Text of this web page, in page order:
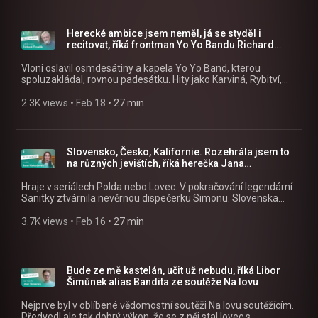
https://www.mujrozhlas.cz/alex-host » Sledujte nás na
Facebooku: https://www.facebook.com/crostrednicechy
Herecké ambice jsem neměl, já se styděl i
recitovat, říká frontman Yo Yo Bandu Richard
Vloni oslavil osmdesátiny a kapela Yo Yo Band, kterou
spoluzakládal, rovnou padesátku. Hity jako Karviná, Rybitví,
musíme zahrát vždycky, teprve potom můžeme slézt z pódia.
mujRozhlas https://rozhl.as/mujRozhlasAplikace • Alex a
host na mujRozhlas.cz https://www.mujrozhlas.cz/alex-host
» Sledujte nás na Facebooku:
https://www.facebook.com/crostrednicechy
2.3K views • Feb 18 • 27 min
Slovensko, Česko, Kalifornie. Rozehrála jsem to
na různých jevištích, říká herečka Jana
Hraje v seriálech Polda nebo Lovec. V pokračování legendární
Sanitky ztvárnila nevěrnou dispečerku Simonu. Slovenska
Rodinný život však žije v Americe, kde začala psát i texty. Svůj
„Rozehrála jsem to na různých jevištích. Potom se osud nějak
otočil a moje cesty vedly jinak.“ » Poslouchejte Alex a host
jako podcast v mobilní aplikaci mujRozhlas
https://rozhl.as/mujRozhlasAplikace • Alex a host na
mujRozhlas.cz https://www.mujrozhlas.cz/alex-host »
3.7K views • Feb 16 • 27 min
Bude ze mě kastelán, učit už nebudu, říká Libor
Šimůnek alias Bandita ze soutěže Na lovu
Nejprve byl v oblíbené vědomostní soutěži Na lovu soutěžícím.